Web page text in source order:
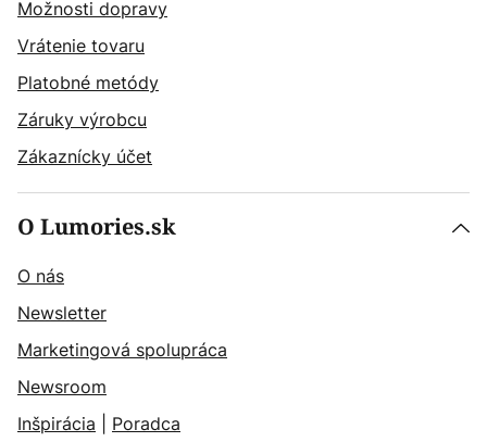
Možnosti dopravy
Vrátenie tovaru
Platobné metódy
Záruky výrobcu
Zákaznícky účet
O Lumories.sk
O nás
Newsletter
Marketingová spolupráca
Newsroom
Inšpirácia
Poradca